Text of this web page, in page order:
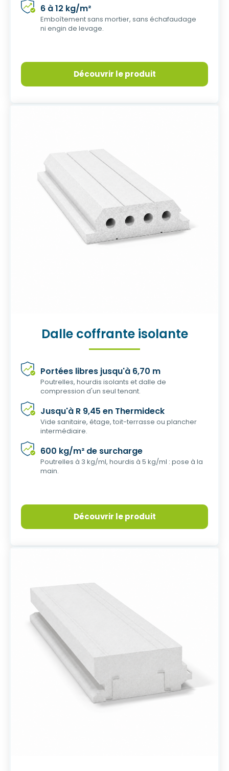
6 à 12 kg/m²
Emboîtement sans mortier, sans échafaudage
ni engin de levage.
Découvrir le produit
Dalle coffrante isolante
Portées libres jusqu'à 6,70 m
Poutrelles, hourdis isolants et dalle de
compression d'un seul tenant.
Jusqu'à R 9,45 en Thermideck
Vide sanitaire, étage, toit-terrasse ou plancher
intermédiaire.
600 kg/m² de surcharge
Poutrelles à 3 kg/ml, hourdis à 5 kg/ml : pose à la
main.
Découvrir le produit